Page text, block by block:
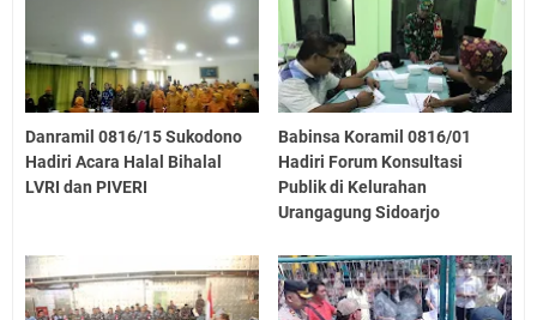
Danramil 0816/15 Sukodono
Hadiri Acara Halal Bihalal
LVRI dan PIVERI
Babinsa Koramil 0816/01
Hadiri Forum Konsultasi
Publik di Kelurahan
Urangagung Sidoarjo